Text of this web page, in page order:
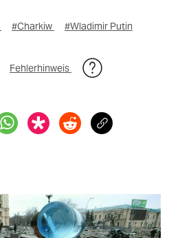
#Charkiw #Wladimir Putin
Fehlerhinweis